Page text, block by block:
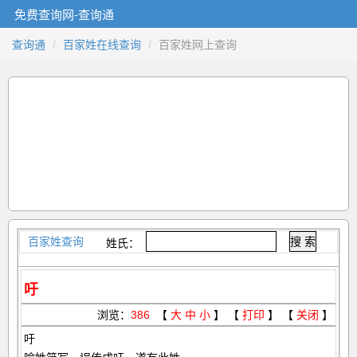
免费查询网-查询通
查询通 百家姓在线查询 百家姓网上查询
百家姓查询 姓氏：
吁
浏览： 386 【 大 中 小 】 【 打印 】 【 关闭 】
吁